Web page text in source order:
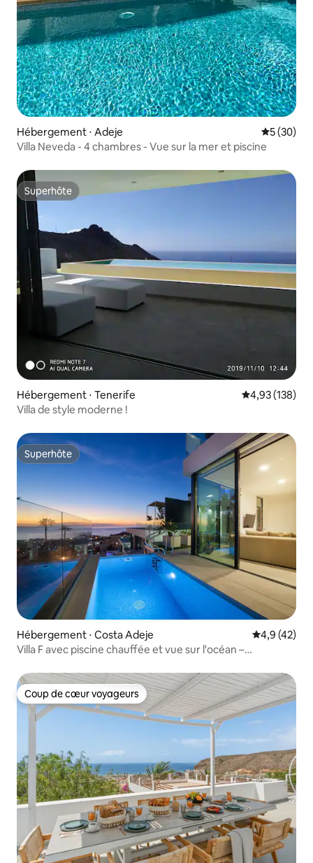
Hébergement ⋅ Adeje
5 (30)
Villa Neveda - 4 chambres - Vue sur la mer et piscine
Superhôte
Superhôte
Hébergement ⋅ Tenerife Évaluation
4,93 (138)
Villa de style moderne !
Superhôte
Superhôte
Hébergement ⋅ Costa Adeje Évaluation
4,9 (42)
Villa F avec piscine chauffée et vue sur l'océan –
Coup de cœur voyageurs
Coup de cœur voyageurs